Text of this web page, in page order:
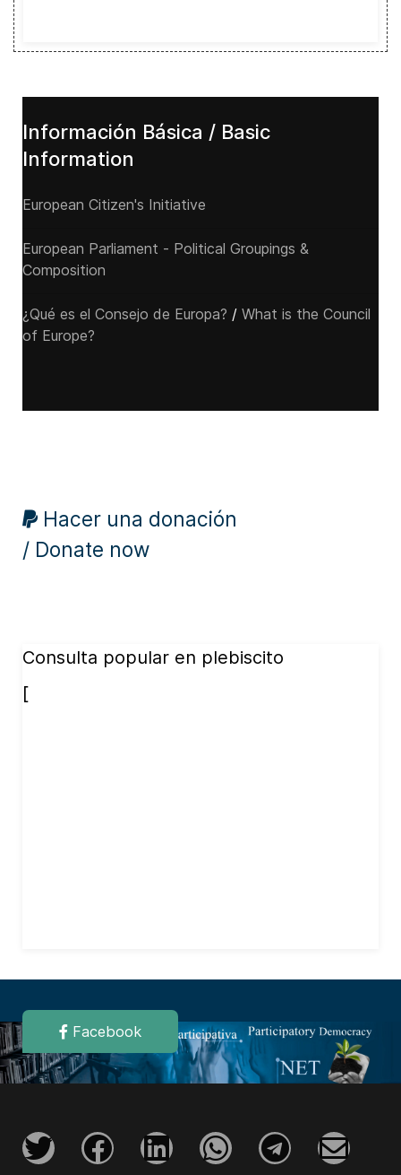
Información Básica / Basic
Information
European Citizen's Initiative
European Parliament - Political Groupings &
Composition
¿Qué es el Consejo de Europa? / What is the Council
of Europe?
Hacer una donación
/ Donate now
Consulta popular en plebiscito
[
Facebook